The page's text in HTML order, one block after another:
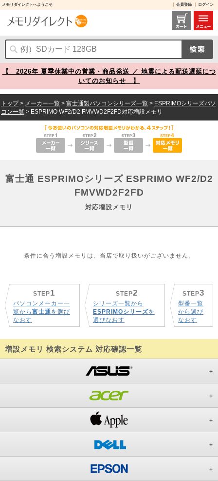
メモリダイレクトへようこそ 会員登録 ログイン
富士通 ESPRIMOシリーズ ESPRIMO WF2/D2 FMVWD2F2FD 対応増設メモリ メモリダイレクト
【 2026年 夏季休業中の営業・商品発送 ／ 地震による配送遅延につ
いてのお知らせ 】
トップ> メーカー一覧 > 富士通製パソコンシリーズ一覧 > ESPRIMOシリーズパソ
コン一覧 > ESPRIMO WF2/D2 FMVWD2F2FD対応増設メモリ
富士通 ESPRIMOシリーズ ESPRIMO WF2/D2
FMVWD2F2FD
対応増設メモリ
条件に合う増設メモリは、当店で取り扱いがございません。
STEP1
パソコンメーカー一
覧から 富士通 を選び
なおす
STEP2
シリーズ一覧から
ESPRIMOシリーズを
選びなおす
STEP3
型番一覧
から選び
なおす
増設メモリ 検索システム 対応確認一覧